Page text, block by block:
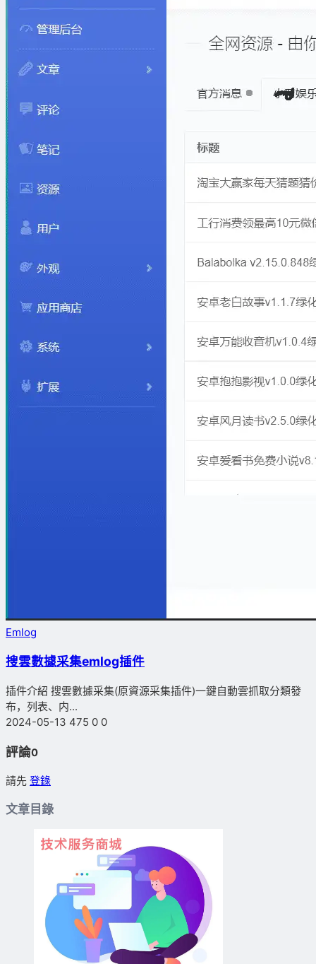
Emlog
搜雲數據采集emlog插件
插件介紹 搜雲數據采集(原資源采集插件)一鍵自動雲抓取分類發
布，列表、内...
2024-05-13 475 0 0
評論0
請先 登錄
文章目錄